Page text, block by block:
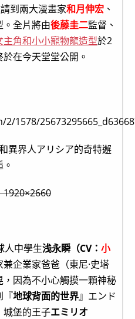
請到兩大漫畫家和月伸宏 、
全片將由後藤圭二監督、
主角和小小寵物龍造型於2
在今天堂堂公開。
異界人アリシア的奇特邂
1920×2660
人中學生浅永瞬（CV： 小
兼企業家爸爸（東尼·史塔
因為不小心觸摸一顆神秘
『地球背面的世界』エンド
城堡的王子エミリオ